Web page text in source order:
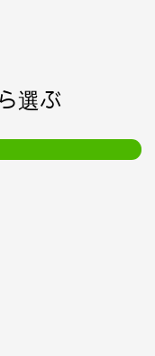
選ぶ